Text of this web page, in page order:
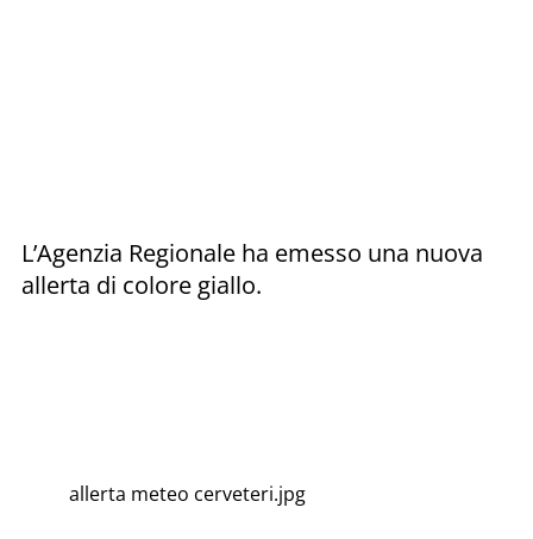
allerta meteo cerveteri.jpg
L’Agenzia Regionale ha emesso una nuova
allerta di colore giallo.